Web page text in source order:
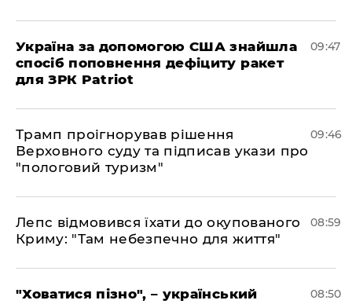
Україна за допомогою США знайшла
спосіб поповнення дефіциту ракет
для ЗРК Patriot
09:47
Трамп проігнорував рішення
Верховного суду та підписав укази про
"пологовий туризм"
09:46
Лепс відмовився їхати до окупованого
Криму: "Там небезпечно для життя"
08:59
"Ховатися пізно", – український
08:50